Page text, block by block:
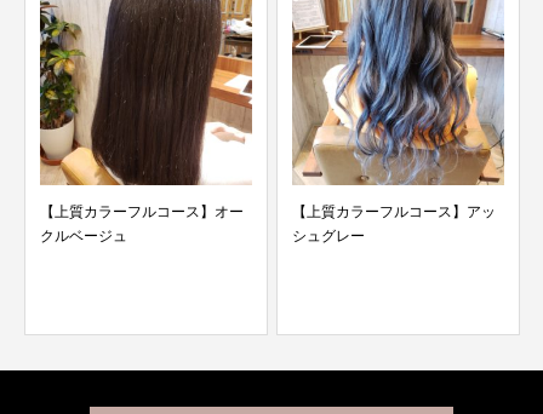
【上質カラーフルコース】オー
クルベージュ
【上質カラーフルコース】アッ
シュグレー